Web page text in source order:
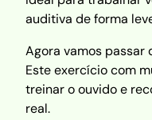
auditiva de forma
Agora vamos passar
Este exercício com
treinar o ouvido e
real.